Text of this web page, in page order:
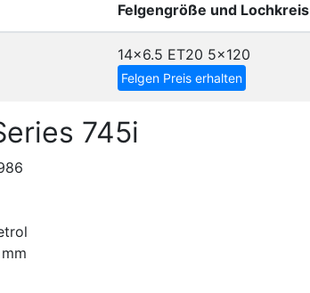
Felgengröße und Lochkreis
14x6.5 ET20 5x120
Felgen Preis erhalten
745i